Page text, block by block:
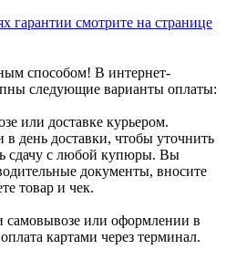
гарантии смотрите на странице
способом! В интернет-
следующие варианты оплаты:
или доставке курьером.
в день доставки, чтобы уточнить
сдачу с любой купюры. Вы
документы, вносите
товар и чек.
самовывозе или оформлении в
картами через терминал.